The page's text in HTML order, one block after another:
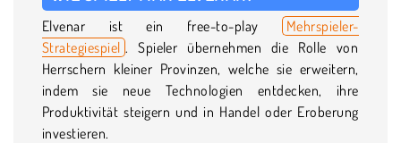
Elvenar ist ein free-to-play
Mehrspieler-
Strategiespiel . Spieler übernehmen die Rolle von
Herrschern kleiner Provinzen, welche sie erweitern,
indem sie neue Technologien entdecken, ihre
Produktivität steigern und in Handel oder Eroberung
investieren.